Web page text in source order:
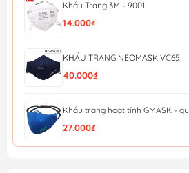
Khẩu Trang 3M - 9001
14.000₫
KHẨU TRANG NEOMASK VC65
40.000₫
Khẩu trang hoạt tính GMASK -
27.000₫